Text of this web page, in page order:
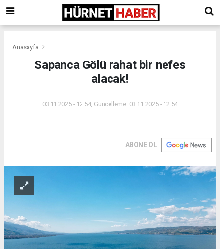
Anasayfa
Sapanca Gölü rahat bir nefes
alacak!
03.11.2025 - 12:54, Güncelleme: 03.11.2025 - 12:54
ABONE OL